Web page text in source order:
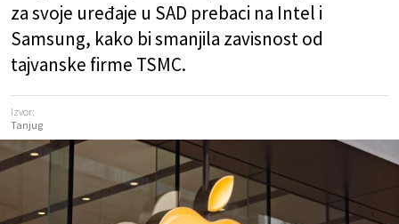
za svoje uređaje u SAD prebaci na Intel i
Samsung, kako bi smanjila zavisnost od
tajvanske firme TSMC.
Izvor:
Tanjug